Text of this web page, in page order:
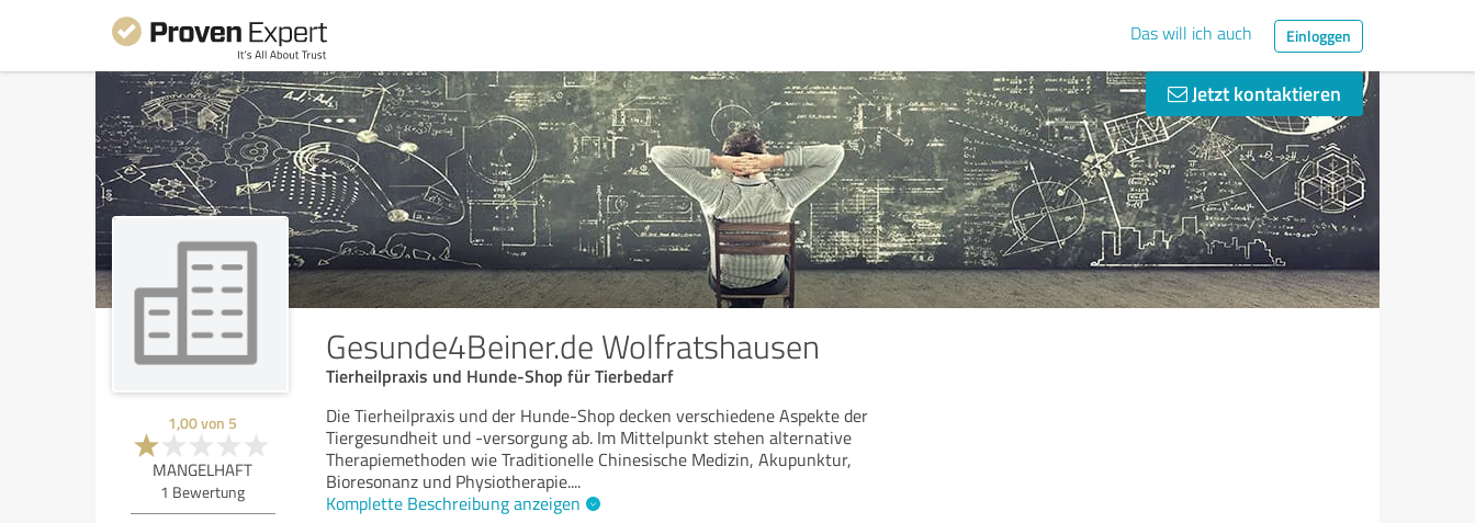
Das will ich auch Einloggen
Jetzt kontaktieren
Gesunde4Beiner.de Wolfratshausen
Tierheilpraxis und Hunde-Shop für Tierbedarf
1,00von 5
MANGELHAFT
1 Bewertung
Die Tierheilpraxis und der Hunde-Shop decken verschiedene Aspekte der
Tiergesundheit und -versorgung ab. Im Mittelpunkt stehen alternative
Therapiemethoden wie Traditionelle Chinesische Medizin, Akupunktur,
Bioresonanz und Physiotherapie....
Komplette Beschreibung anzeigen